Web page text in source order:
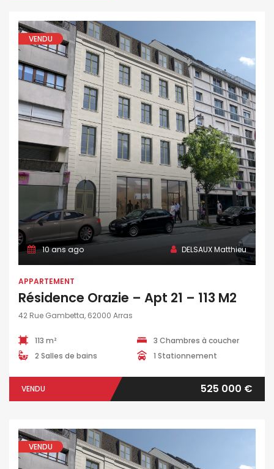
VENDU
10 ans ago DELSAUX Matthieu
APPARTEMENT
Résidence Orazie – Apt 21 – 113 M2
42 Rue Gambetta, 62000 Arras
113 m²
3 Chambres à coucher
2 Salles de bains
1 Stationnement
VENDU 525 000 €
VENDU